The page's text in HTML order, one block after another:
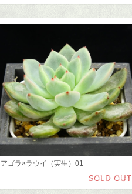
アゴラ×ラウイ（実生）01
SOLD OUT